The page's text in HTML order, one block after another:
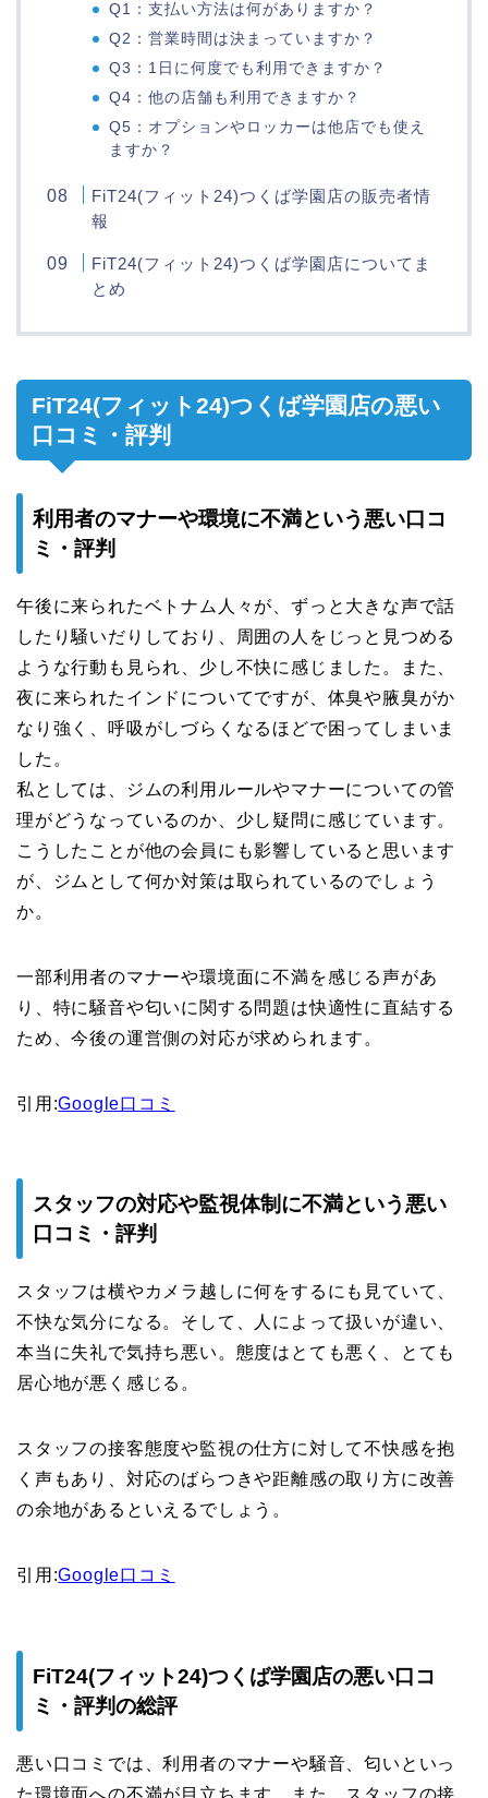
Q1：支払い方法は何がありますか？
Q2：営業時間は決まっていますか？
Q3：1日に何度でも利用できますか？
Q4：他の店舗も利用できますか？
Q5：オプションやロッカーは他店でも使え
ますか？
FiT24(フィット24)つくば学園店の販売者情
報
FiT24(フィット24)つくば学園店についてま
とめ
FiT24(フィット24)つくば学園店の悪い
口コミ・評判
利用者のマナーや環境に不満という悪い口コ
ミ・評判
午後に来られたベトナム人々が、ずっと大きな声で話
したり騒いだりしており、周囲の人をじっと見つめる
ような行動も見られ、少し不快に感じました。また、
夜に来られたインドについてですが、体臭や腋臭がか
なり強く、呼吸がしづらくなるほどで困ってしまいま
した。
私としては、ジムの利用ルールやマナーについての管
理がどうなっているのか、少し疑問に感じています。
こうしたことが他の会員にも影響していると思います
が、ジムとして何か対策は取られているのでしょう
か。
一部利用者のマナーや環境面に不満を感じる声があ
り、特に騒音や匂いに関する問題は快適性に直結する
ため、今後の運営側の対応が求められます。
引用:Google口コミ
スタッフの対応や監視体制に不満という悪い
口コミ・評判
スタッフは横やカメラ越しに何をするにも見ていて、
不快な気分になる。そして、人によって扱いが違い、
本当に失礼で気持ち悪い。態度はとても悪く、とても
居心地が悪く感じる。
スタッフの接客態度や監視の仕方に対して不快感を抱
く声もあり、対応のばらつきや距離感の取り方に改善
の余地があるといえるでしょう。
引用:Google口コミ
FiT24(フィット24)つくば学園店の悪い口コ
ミ・評判の総評
悪い口コミでは、利用者のマナーや騒音、匂いといっ
た環境面への不満が目立ちます。また、スタッフの接